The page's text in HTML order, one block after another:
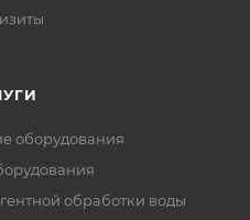
оборудования
обработки воды